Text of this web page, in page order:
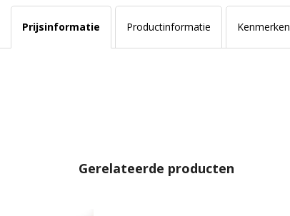
Prijsinformatie Productinformatie Kenmerken
Gerelateerde producten